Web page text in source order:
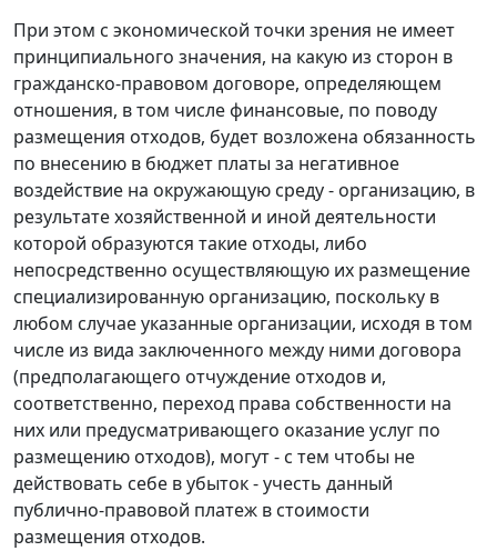
При этом с экономической точки зрения не имеет
принципиального значения, на какую из сторон в
гражданско-правовом договоре, определяющем
отношения, в том числе финансовые, по поводу
размещения отходов, будет возложена обязанность
по внесению в бюджет платы за негативное
воздействие на окружающую среду - организацию, в
результате хозяйственной и иной деятельности
которой образуются такие отходы, либо
непосредственно осуществляющую их размещение
специализированную организацию, поскольку в
любом случае указанные организации, исходя в том
числе из вида заключенного между ними договора
(предполагающего отчуждение отходов и,
соответственно, переход права собственности на
них или предусматривающего оказание услуг по
размещению отходов), могут - с тем чтобы не
действовать себе в убыток - учесть данный
публично-правовой платеж в стоимости
размещения отходов.